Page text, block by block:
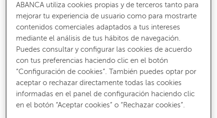
temporada no puedes aportar al plan, no hay problema:
se suspende y ya lo retomarás cuando puedas contribuir
de nuevo.
“Al aportar a losplanes de pensiones
ABANCA obtienes beneficios fiscales y
pagas menos impuestos”
ABANCA utiliza cookies propias y de terceros tanto para
mejorar tu experiencia de usuario como para mostrarte
contenidos comerciales adaptados a tus intereses
mediante el análisis de tus hábitos de navegación.
Puedes consultar y configurar las cookies de acuerdo
con tus preferencias haciendo clic en el botón
“Configuración de cookies”. También puedes optar por
aceptar o rechazar directamente todas las cookies
informadas en el panel de configuración haciendo clic
en el botón “Aceptar cookies” o “Rechazar cookies”.